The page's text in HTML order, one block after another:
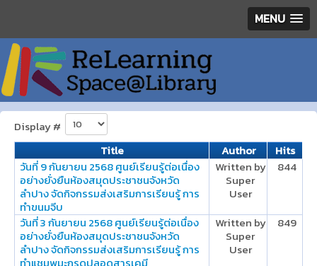
MENU
Display #
Title
Author
Hits
วันที่ 9 กันยายน 2568 ศูนย์เรียนรู้ต่อเนื่อง
อย่างยั่งยืนห้องสมุดประชาชนจังหวัด
ลำปาง จัดกิจกรรมส่งเสริมการเรียนรู้ การ
ทำขนมจีบ
Written by
Super
User
844
วันที่ 3 กันยายน 2568 ศูนย์เรียนรู้ต่อเนื่อง
อย่างยั่งยืนห้องสมุดประชาชนจังหวัด
ลำปาง จัดกิจกรรมส่งเสริมการเรียนรู้ การ
Written by
Super
User
849